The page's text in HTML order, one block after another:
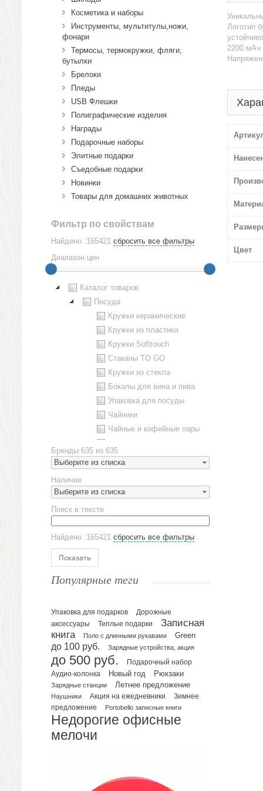
Логотип
2200 мАч
Цвет
Косметика и наборы
Инструменты, мультитулы,ножи,
фонари
Термосы, термокружки, фляги,
бутылки
Брелоки
Пледы
USB Флешки
Полиграфические изделия
Награды
Подарочные наборы
Элитные подарки
Cъедобные подарки
Новинки
Товары для домашних животных
Фильтр по свойствам
Найдено :165421 сбросить все фильтры
Диапазон цен
Каталог товаров
Посуда
Кружки керамические
Кружки из пластика
Кружки Softtouch
Стаканы TO GO
Кружки из стекла
Бокалы для вина и пива
Упаковка для посуды
Чайники
Чайные и кофейные пары
Наборы посуды
Предметы сервировки
Стаканы
Эко кружки
ЕВРОПОСУДА
Аксессуары
Ежедневники и блокноты
Датированные ежедневники
Планинги и телефонные книжки
Планинги датированные
Планинги недатированные
Еженедельники
Органайзер на ежедневник
Сумки и Рюкзаки
Сумки для планшетов и ноутбуков
Рюкзаки
Несессеры и косметички
Бренды 635 из 635
Выберите из списка
Наличие
Выберите из списка
Поиск в тексте
Найдено :165421 сбросить все фильтры
Показать
Популярные теги
Упаковка для подарков
Дорожные
аксессуары
Теплые подарки
Записная
книга
Поло с длинными рукавами Green
до 100 руб. Зарядные устройства, акция
до 500 руб. Подарочный набор
Аудио-колонка Новый год Рюкзаки
Зарядные станции Летнее предложение
Наушники Акция на ежедневники
Зимнее
предложение
Portobello записные книги
Недорогие офисные
мелочи